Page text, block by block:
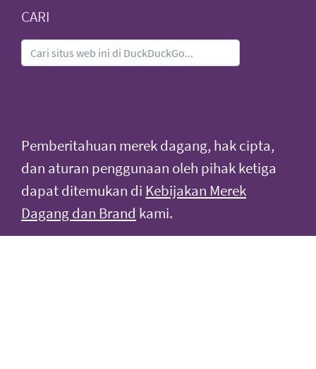
CARI
Pemberitahuan merek dagang, hak cipta,
dan aturan penggunaan oleh pihak ketiga
dapat ditemukan di Kebijakan Merek
Dagang dan Brand kami.